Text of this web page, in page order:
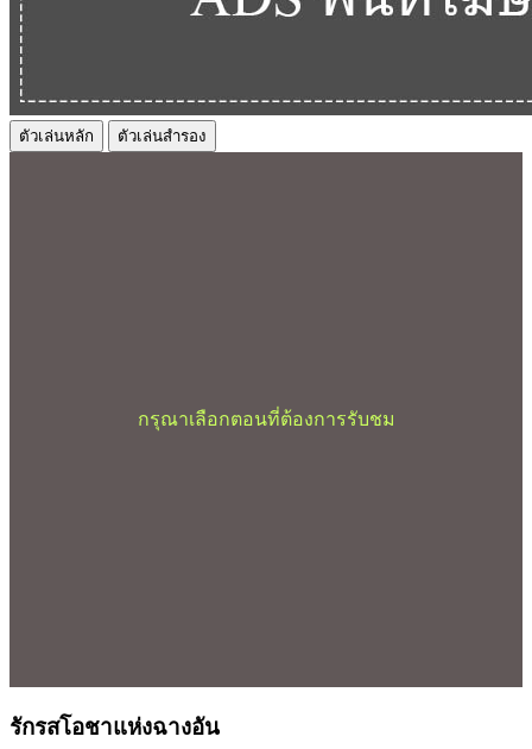
ตัวเล่นหลัก ตัวเล่นสำรอง
กรุณาเลือกตอนที่ต้องการรับชม
รักรสโอชาแห่งฉางอัน